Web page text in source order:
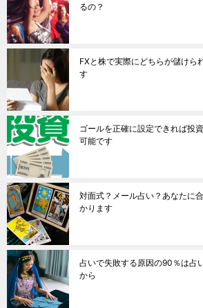
るの？
FXと株で実際にどちらが儲けら
す
ゴールを正確に設定できれば投
可能です
対面式？メール占い？あなたに
かります
占いで失敗する原因の90％は占
から